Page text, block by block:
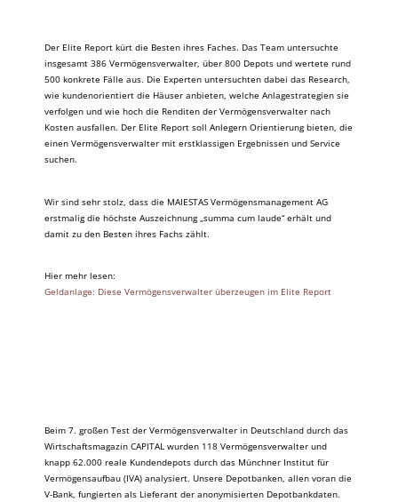
Der Elite Report kürt die Besten ihres Faches. Das Team untersuchte
insgesamt 386 Vermögensverwalter, über 800 Depots und wertete rund
500 konkrete Fälle aus. Die Experten untersuchten dabei das Research,
wie kundenorientiert die Häuser anbieten, welche Anlagestrategien sie
verfolgen und wie hoch die Renditen der Vermögensverwalter nach
Kosten ausfallen. Der Elite Report soll Anlegern Orientierung bieten, die
einen Vermögensverwalter mit erstklassigen Ergebnissen und Service
suchen.
Wir sind sehr stolz, dass die MAIESTAS Vermögensmanagement AG
erstmalig die höchste Auszeichnung „summa cum laude“ erhält und
damit zu den Besten ihres Fachs zählt.
Hier mehr lesen:
Geldanlage: Diese Vermögensverwalter überzeugen im Elite Report
Beim 7. großen Test der Vermögensverwalter in Deutschland durch das
Wirtschaftsmagazin CAPITAL wurden 118 Vermögensverwalter und
knapp 62.000 reale Kundendepots durch das Münchner Institut für
Vermögensaufbau (IVA) analysiert. Unsere Depotbanken, allen voran die
V-Bank, fungierten als Lieferant der anonymisierten Depotbankdaten.